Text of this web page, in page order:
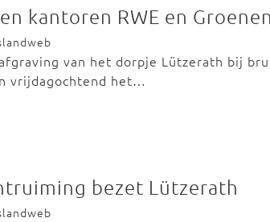
kantoren RWE en Groenen
van het dorpje Lützerath bij
vrijdagochtend het…
bezet Lützerath